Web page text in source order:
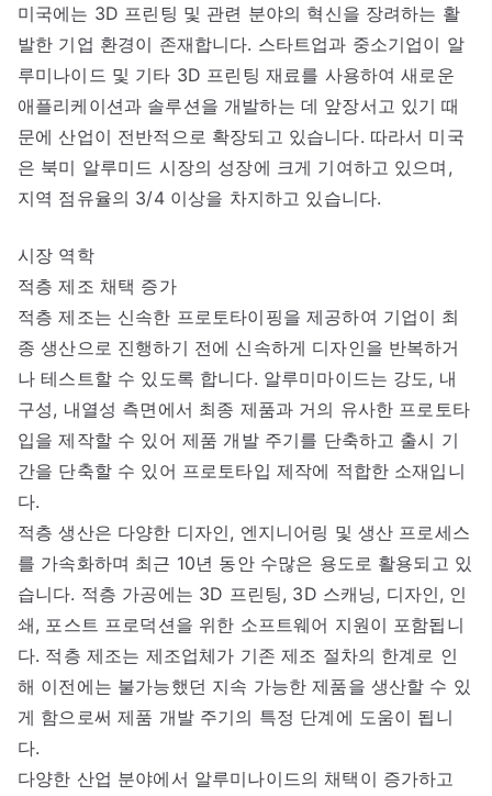
미국에는 3D 프린팅 및 관련 분야의 혁신을 장려하는 활
발한 기업 환경이 존재합니다. 스타트업과 중소기업이 알
루미나이드 및 기타 3D 프린팅 재료를 사용하여 새로운
애플리케이션과 솔루션을 개발하는 데 앞장서고 있기 때
문에 산업이 전반적으로 확장되고 있습니다. 따라서 미국
은 북미 알루미드 시장의 성장에 크게 기여하고 있으며,
지역 점유율의 3/4 이상을 차지하고 있습니다.
시장 역학
적층 제조 채택 증가
적층 제조는 신속한 프로토타이핑을 제공하여 기업이 최
종 생산으로 진행하기 전에 신속하게 디자인을 반복하거
나 테스트할 수 있도록 합니다. 알루미마이드는 강도, 내
구성, 내열성 측면에서 최종 제품과 거의 유사한 프로토타
입을 제작할 수 있어 제품 개발 주기를 단축하고 출시 기
간을 단축할 수 있어 프로토타입 제작에 적합한 소재입니
다.
적층 생산은 다양한 디자인, 엔지니어링 및 생산 프로세스
를 가속화하며 최근 10년 동안 수많은 용도로 활용되고 있
습니다. 적층 가공에는 3D 프린팅, 3D 스캐닝, 디자인, 인
쇄, 포스트 프로덕션을 위한 소프트웨어 지원이 포함됩니
다. 적층 제조는 제조업체가 기존 제조 절차의 한계로 인
해 이전에는 불가능했던 지속 가능한 제품을 생산할 수 있
게 함으로써 제품 개발 주기의 특정 단계에 도움이 됩니
다.
다양한 산업 분야에서 알루미나이드의 채택이 증가하고